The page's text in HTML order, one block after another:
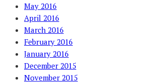
May 2016
April 2016
March 2016
February 2016
January 2016
December 2015
November 2015